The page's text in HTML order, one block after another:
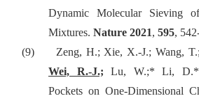
Dynamic Molecular Sieving of
Mixtures. Nature 2021, 595,
(9)
Zeng, H.; Xie, X.-J.; Wang,
Wei, R.-J.; Lu, W.;* Li, D.*
Pockets on One-Dimensional